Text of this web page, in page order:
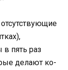
пять раз
делают ко­